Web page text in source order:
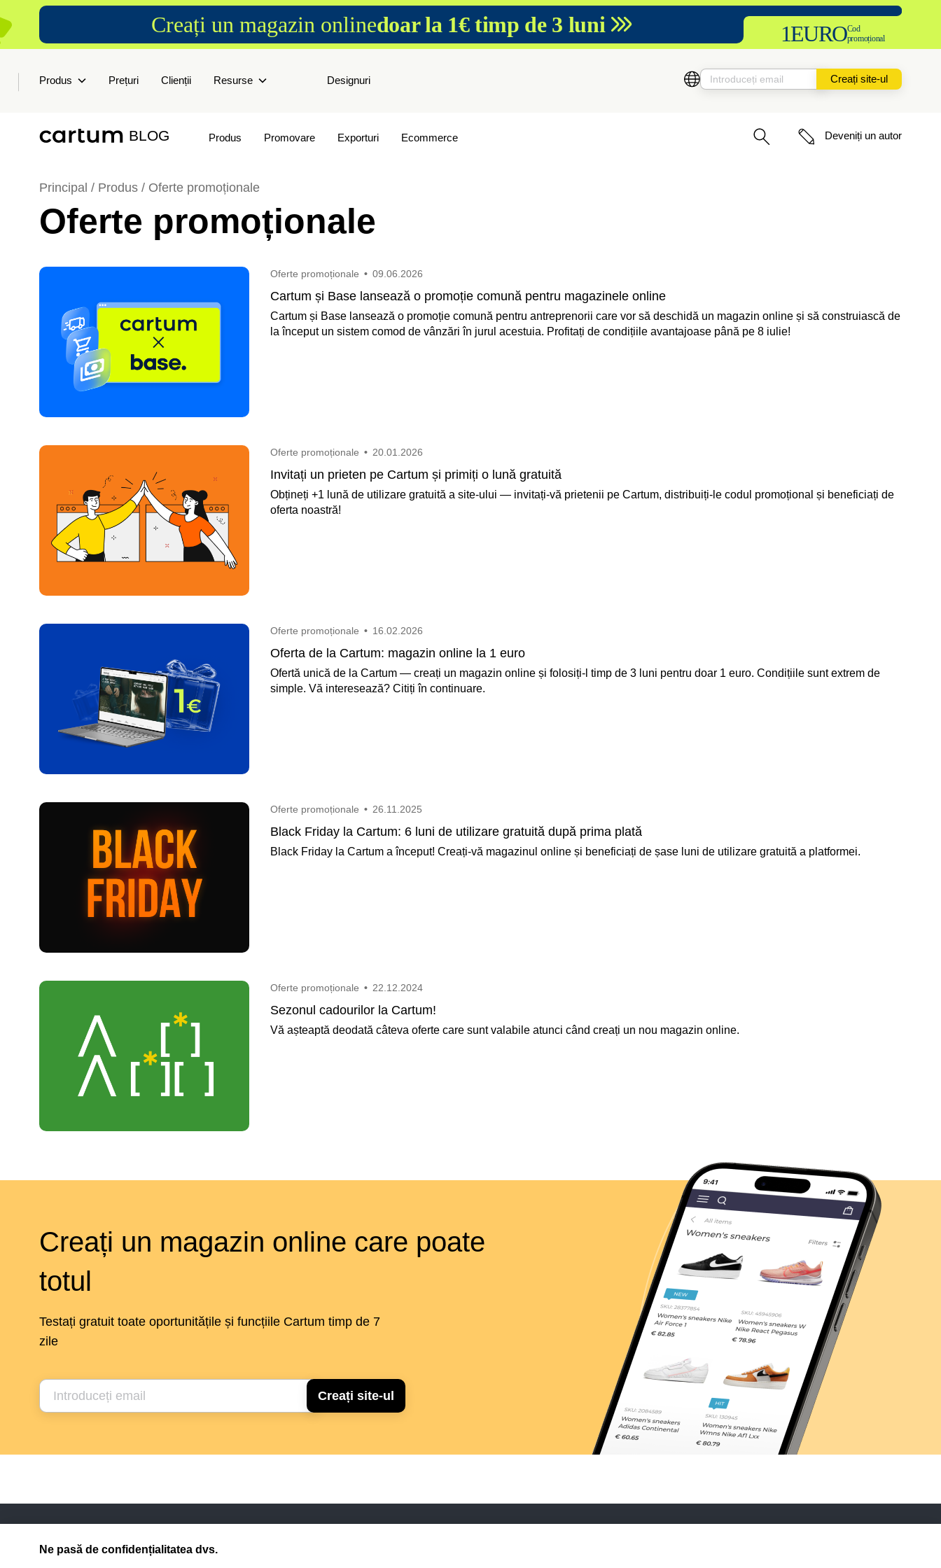
Creați un magazin onlinedoar la 1€ timp de 3 luni 1EUROCod
promoțional
Produs Prețuri Clienții Resurse Designuri Creați site-ul
BLOG Produs Promovare Exporturi Ecommerce Deveniți un autor
Principal / Produs / Oferte promoționale
Oferte promoționale
Oferte promoționale • 09.06.2026
Cartum și Base lansează o promoție comună pentru magazinele online
Cartum și Base lansează o promoție comună pentru antreprenorii care vor să deschidă un magazin online și să construiască de
la început un sistem comod de vânzări în jurul acestuia. Profitați de condițiile avantajoase până pe 8 iulie!
Oferte promoționale • 20.01.2026
Invitați un prieten pe Cartum și primiți o lună gratuită
Obțineți +1 lună de utilizare gratuită a site-ului — invitați-vă prietenii pe Cartum, distribuiți-le codul promoțional și beneficiați de
oferta noastră!
Oferte promoționale • 16.02.2026
Oferta de la Cartum: magazin online la 1 euro
Ofertă unică de la Cartum — creați un magazin online și folosiți-l timp de 3 luni pentru doar 1 euro. Condițiile sunt extrem de
simple. Vă interesează? Citiți în continuare.
Oferte promoționale • 26.11.2025
Black Friday la Cartum: 6 luni de utilizare gratuită după prima plată
Black Friday la Cartum a început! Creați-vă magazinul online și beneficiați de șase luni de utilizare gratuită a platformei.
Oferte promoționale • 22.12.2024
Sezonul cadourilor la Cartum!
Vă așteaptă deodată câteva oferte care sunt valabile atunci când creați un nou magazin online.
Creați un magazin online care poate
totul
Testați gratuit toate oportunitățile și funcțiile Cartum timp de 7
zile
Creați site-ul
Clienții
Ne pasă de confidențialitatea dvs.